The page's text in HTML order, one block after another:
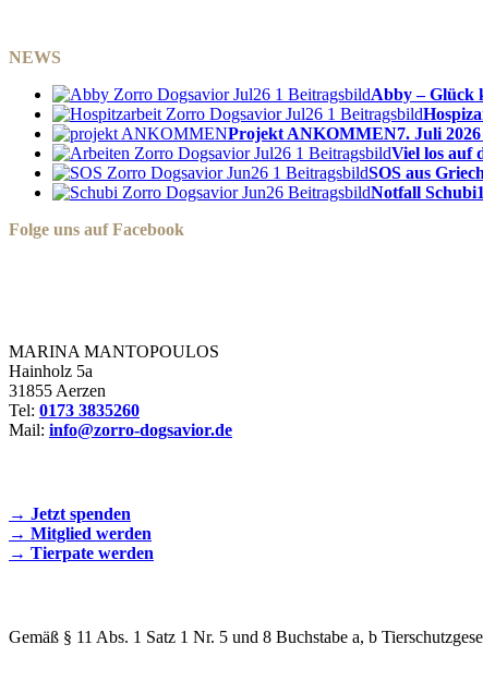
NEWS
Abby – Glück
Projekt ANKOMMEN7. Juli
Viel los auf
SOS aus
Notfall Schubi
Folge uns auf Facebook
MARINA MANTOPOULOS
Hainholz 5a
31855 Aerzen
Tel: 0173 3835260
Mail: info@zorro-dogsavior.de
→ Jetzt spenden
→ Mitglied werden
→ Tierpate werden
Gemäß § 11 Abs. 1 Satz 1 Nr. 5 und 8 Buchstabe a, b